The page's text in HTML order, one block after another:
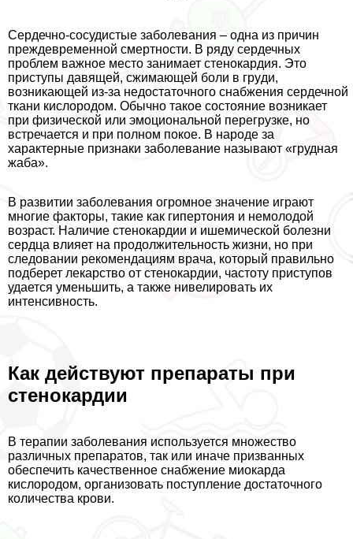
Сердечно-сосудистые заболевания – одна из причин
преждевременной cмepтности. В ряду сердечных
проблем важное место занимает стенокардия. Это
приступы давящей, сжимающей боли в гpyди,
возникающей из-за недостаточного снабжения сердечной
ткани кислородом. Обычно такое состояние возникает
при физической или эмоциональной перегрузке, но
встречается и при полном покое. В народе за
хаpaктерные признаки заболевание называют «грудная
жаба».
В развитии заболевания огромное значение играют
многие факторы, такие как гипертония и немолодой
возраст. Наличие стенокардии и ишемической болезни
сердца влияет на продолжительность жизни, но при
следовании рекомендациям врача, который правильно
подберет лекарство от стенокардии, частоту приступов
удается уменьшить, а также нивелировать их
интенсивность.
Как действуют препараты при
стенокардии
В терапии заболевания используется множество
различных препаратов, так или иначе призванных
обеспечить качественное снабжение миокарда
кислородом, организовать поступление достаточного
количества крови.